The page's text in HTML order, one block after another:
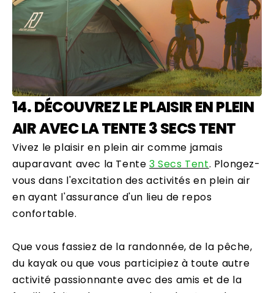
14. DÉCOUVREZ LE PLAISIR EN PLEIN
AIR AVEC LA TENTE 3 SECS TENT
Vivez le plaisir en plein air comme jamais
auparavant avec la Tente3 Secs Tent. Plongez-
vous dans l'excitation des activités en plein air
en ayant l'assurance d'un lieu de repos
confortable.
Que vous fassiez de la randonnée, de la pêche,
du kayak ou que vous participiez à toute autre
activité passionnante avec des amis et de la